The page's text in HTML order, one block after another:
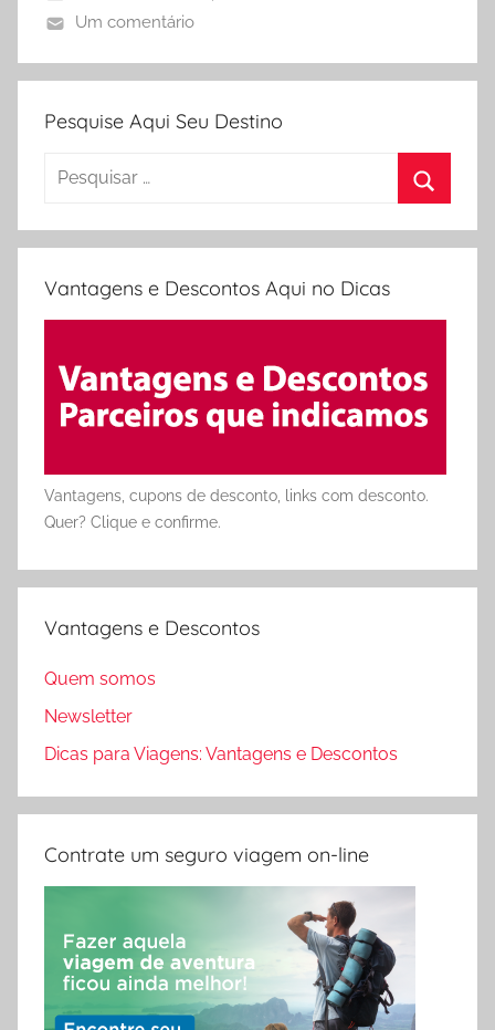
Um comentário
Pesquise Aqui Seu Destino
Pesquisar
Vantagens e Descontos Aqui no Dicas
Vantagens, cupons de desconto, links com desconto.
Quer? Clique e confirme.
Vantagens e Descontos
Quem somos
Newsletter
Dicas para Viagens: Vantagens e Descontos
Contrate um seguro viagem on-line